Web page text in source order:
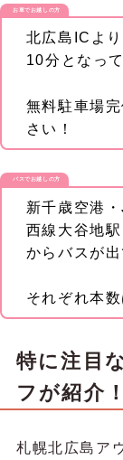
お車でお越しの方
北広島ICよ
10分となっ
無料駐車場
さい！
バスでお越しの方
新千歳空港
西線大谷地
からバスが出
それぞれ本
特に注目
フが紹介！
札幌北広島ア